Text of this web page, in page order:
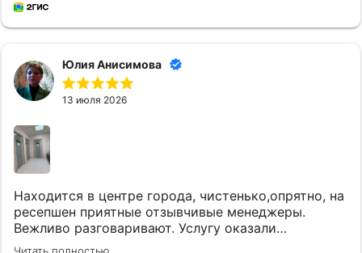
Юлия Анисимова
13 июля 2026
Находится в центре города, чистенько,опрятно, на
ресепшен приятные отзывчивые менеджеры.
Вежливо разговаривают. Услугу оказали
качественно и вовремя. Однозначно придем еще.